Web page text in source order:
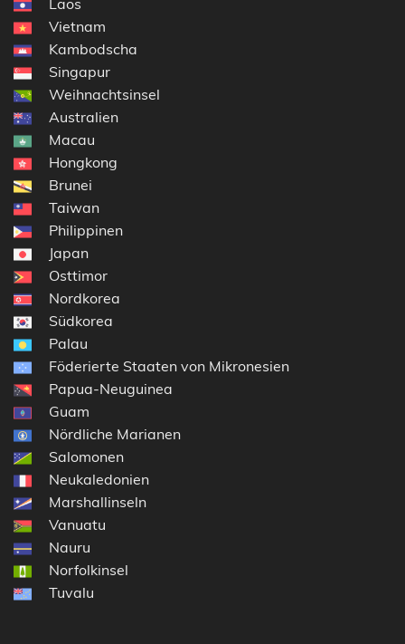
Vietnam
Kambodscha
Singapur
Weihnachtsinsel
Australien
Macau
Hongkong
Brunei
Taiwan
Philippinen
Japan
Osttimor
Nordkorea
Südkorea
Palau
Föderierte Staaten von Mikronesien
Papua-Neuguinea
Guam
Nördliche Marianen
Salomonen
Neukaledonien
Marshallinseln
Vanuatu
Nauru
Norfolkinsel
Tuvalu